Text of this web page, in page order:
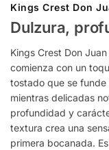
Kings Crest Don
Dulzura,
Kings Crest Don
comienza con un
tostado que se
mientras delicadas
profundidad y
textura crea una
primera bocanada.